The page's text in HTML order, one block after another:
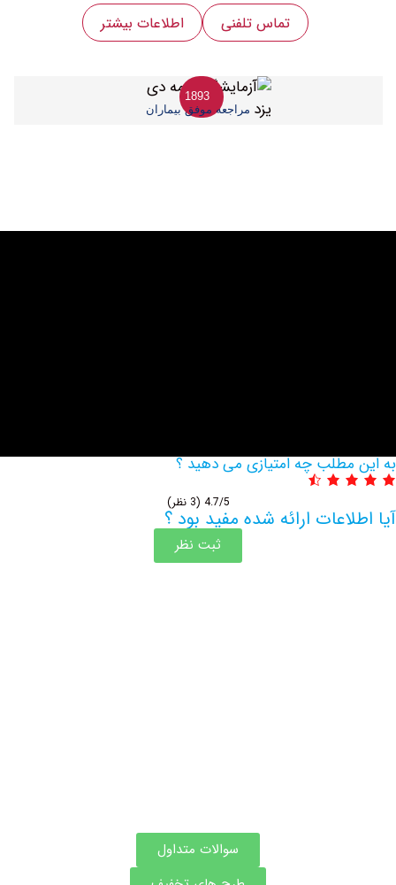
تماس تلفنی اطلاعات بیشتر
1893
مراجعه موفق بیماران
چه امتیازی می دهید ؟
ارائه شده مفید بود ؟
ثبت نظر
سوالات متداول